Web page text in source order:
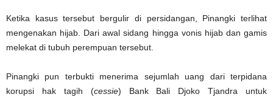
Ketika kasus tersebut bergulir di persidangan, Pinangki terlihat
mengenakan hijab. Dari awal sidang hingga vonis hijab dan gamis
melekat di tubuh perempuan tersebut.
Pinangki pun terbukti menerima sejumlah uang dari terpidana
korupsi hak tagih (cessie) Bank Bali Djoko Tjandra untuk